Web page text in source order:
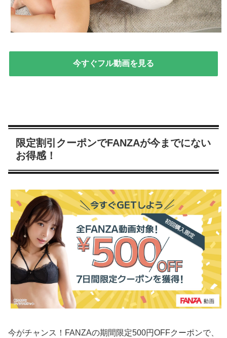
今すぐフル動画を見る
限定割引クーポンでFANZAが今までにない
お得感！
今がチャンス！FANZAの期間限定500円OFFクーポンで、